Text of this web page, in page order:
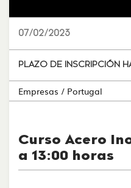
07/02/2023
PLAZO DE INSCRIPCIÓN
Empresas / Portugal
Curso Acero
a 13:00 horas